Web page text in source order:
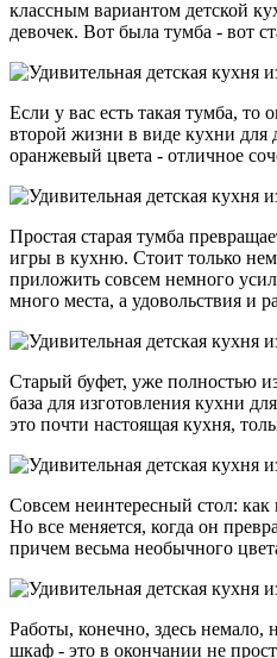
классным вариантом детской
девочек. Вот была тумба - вот
Если у вас есть такая тумба, то
второй жизни в виде кухни для
оранжевый цвета - отличное
Простая старая тумба
игры в кухню. Стоит только
приложить совсем немного
много места, а удовольствия и
Старый буфет, уже полностью
база для изготовления кухни
это почти настоящая кухня,
Совсем неинтересный стол: как
Но все меняется, когда он
причем весьма необычного
Работы, конечно, здесь немало,
шкаф - это в окончании не